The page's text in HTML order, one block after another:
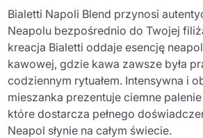
Bialetti Napoli Blend przynosi
Neapolu bezpośrednio do Twojej
kreacja Bialetti oddaje esencję
kawowej, gdzie kawa zawsze była
codziennym rytuałem. Intensywna i
mieszanka prezentuje ciemne palenie
które dostarcza pełnego
Neapol słynie na całym świecie.